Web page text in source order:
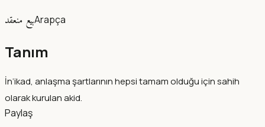
بيع منعقدArapça
Tanım
İn‘ikad, anlaşma şartlarının hepsi tamam olduğu için sahih
olarak kurulan akid.
Paylaş